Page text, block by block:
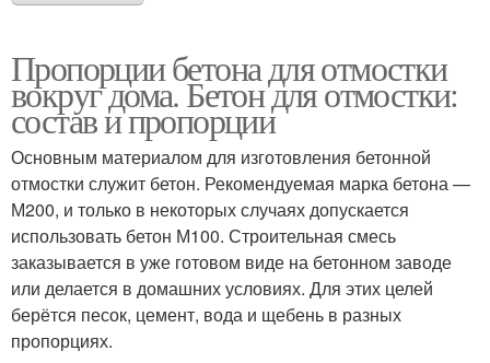
Пропорции бетона для отмостки
вокруг дома. Бетон для отмостки:
состав и пропорции
Основным материалом для изготовления бетонной
отмостки служит бетон. Рекомендуемая марка бетона —
М200, и только в некоторых случаях допускается
использовать бетон М100. Строительная смесь
заказывается в уже готовом виде на бетонном заводе
или делается в домашних условиях. Для этих целей
берётся песок, цемент, вода и щебень в разных
пропорциях.